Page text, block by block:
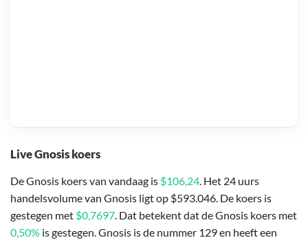
Live Gnosis koers
De Gnosis koers van vandaag is $106,24. Het 24 uurs
handelsvolume van Gnosis ligt op $593.046. De koers is
gestegen met $0,7697. Dat betekent dat de Gnosis koers met
0,50% is gestegen. Gnosis is de nummer 129 en heeft een